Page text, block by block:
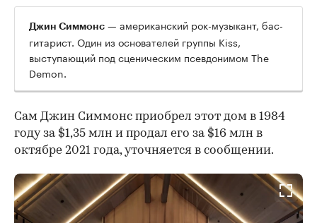
Джин Симмонс — американский рок-музыкант, бас-
гитарист. Один из основателей группы Kiss,
выступающий под сценическим псевдонимом The
Demon.
Сам Джин Симмонс приобрел этот дом в 1984
году за $1,35 млн и продал его за $16 млн в
октябре 2021 года, уточняется в сообщении.